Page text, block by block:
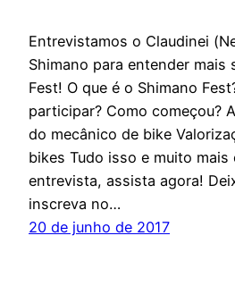
Entrevistamos o Claudinei
Shimano para entender mais
Fest! O que é o Shimano
participar? Como começou?
do mecânico de bike
bikes Tudo isso e muito mais
entrevista, assista agora!
inscreva no…
20 de junho de 2017